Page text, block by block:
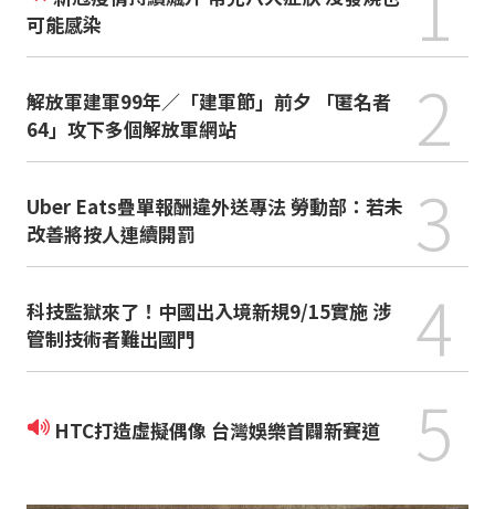
可能感染
解放軍建軍99年／「建軍節」前夕 「匿名者
64」攻下多個解放軍網站
2
Uber Eats疊單報酬違外送專法 勞動部：若未
改善將按人連續開罰
3
科技監獄來了！中國出入境新規9/15實施 涉
管制技術者難出國門
4
HTC打造虛擬偶像 台灣娛樂首闢新賽道 5